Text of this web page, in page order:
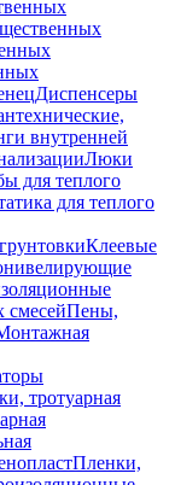
Диспенсеры
внутренней
Люки
для теплого
для теплого
Клеевые
смесейПены,
тротуарная
Пленки,